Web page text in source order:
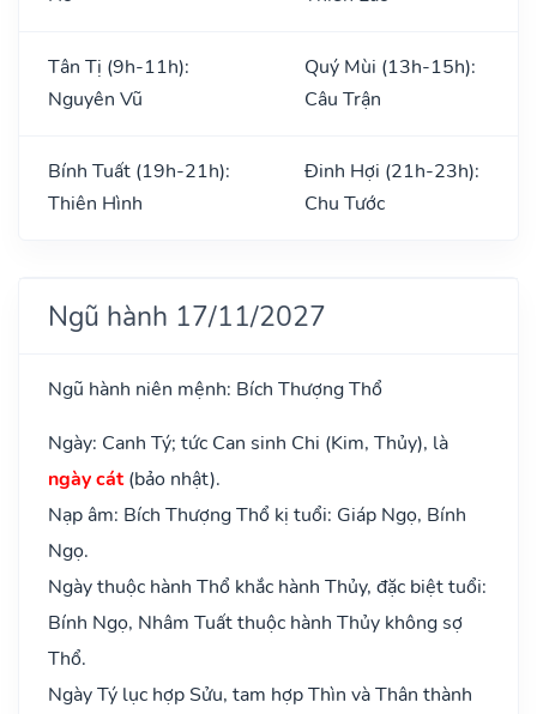
Tân Tị (9h-11h):
Nguyên Vũ
Quý Mùi (13h-15h):
Câu Trận
Bính Tuất (19h-21h):
Thiên Hình
Đinh Hợi (21h-23h):
Chu Tước
Ngũ hành 17/11/2027
Ngũ hành niên mệnh: Bích Thượng Thổ
Ngày: Canh Tý; tức Can sinh Chi (Kim, Thủy), là
ngày cát(bảo nhật).
Nạp âm: Bích Thượng Thổ kị tuổi: Giáp Ngọ, Bính
Ngọ.
Ngày thuộc hành Thổ khắc hành Thủy, đặc biệt tuổi:
Bính Ngọ, Nhâm Tuất thuộc hành Thủy không sợ
Thổ.
Ngày Tý lục hợp Sửu, tam hợp Thìn và Thân thành